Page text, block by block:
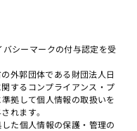
シーマークの付与認定を受
外郭団体である財団法人日
するコンプライアンス・プ
拠して個人情報の取扱いを
れます。
た個人情報の保護・管理の